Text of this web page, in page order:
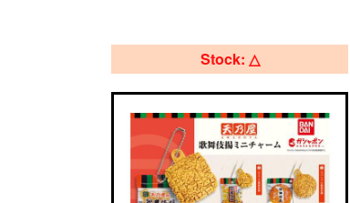
Stock: △